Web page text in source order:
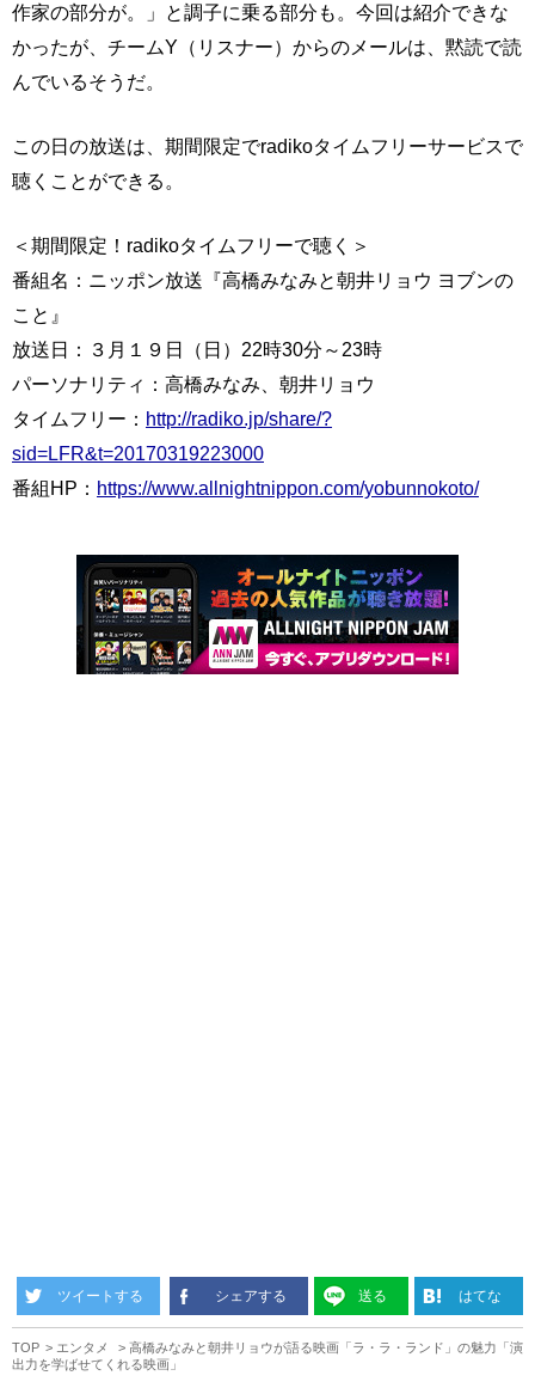
作家の部分が。」と調子に乗る部分も。今回は紹介できな
かったが、チームY（リスナー）からのメールは、黙読で読
んでいるそうだ。
この日の放送は、期間限定でradikoタイムフリーサービスで
聴くことができる。
＜期間限定！radikoタイムフリーで聴く＞
番組名：ニッポン放送『高橋みなみと朝井リョウ ヨブンの
こと』
放送日：３月１９日（日）22時30分～23時
パーソナリティ：高橋みなみ、朝井リョウ
タイムフリー： http://radiko.jp/share/?
sid=LFR&t=20170319223000
番組HP： https://www.allnightnippon.com/yobunnokoto/
ツイートする シェアする 送る はてな
TOP エンタメ
高橋みなみと朝井リョウが語る映画「ラ・ラ・ランド」の魅力「演
出力を学ばせてくれる映画」